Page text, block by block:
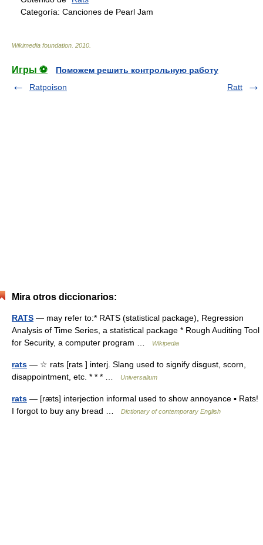
Categoría: Canciones de Pearl Jam
Wikimedia foundation 2010
Игры ⚽
Поможем решить контрольную работу
Ratpoison
Ratt
Mira otros diccionarios:
RATS — may refer to:* RATS (statistical package), Regression
Analysis of Time Series, a statistical package * Rough Auditing Tool
for Security, a computer program …
Wikipedia
rats — ☆ rats [rats ] interj. Slang used to signify disgust, scorn,
disappointment, etc. * * * …
Universalium
rats — [ræts] interjection informal used to show annoyance ▪ Rats!
I forgot to buy any bread …
Dictionary of contemporary English